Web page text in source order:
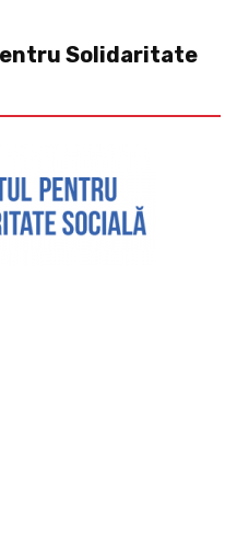
Solidaritate